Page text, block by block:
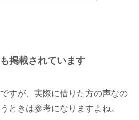
掲載されています
すが、実際に借りた方の声なの
ときは参考になりますよね。